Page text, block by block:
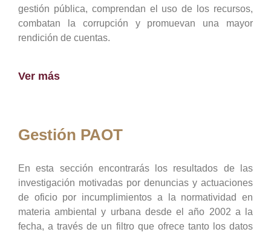
gestión pública, comprendan el uso de los recursos,
combatan la corrupción y promuevan una mayor
rendición de cuentas.
Ver más
Gestión PAOT
En esta sección encontrarás los resultados de las
investigación motivadas por denuncias y actuaciones
de oficio por incumplimientos a la normatividad en
materia ambiental y urbana desde el año 2002 a la
fecha, a través de un filtro que ofrece tanto los datos